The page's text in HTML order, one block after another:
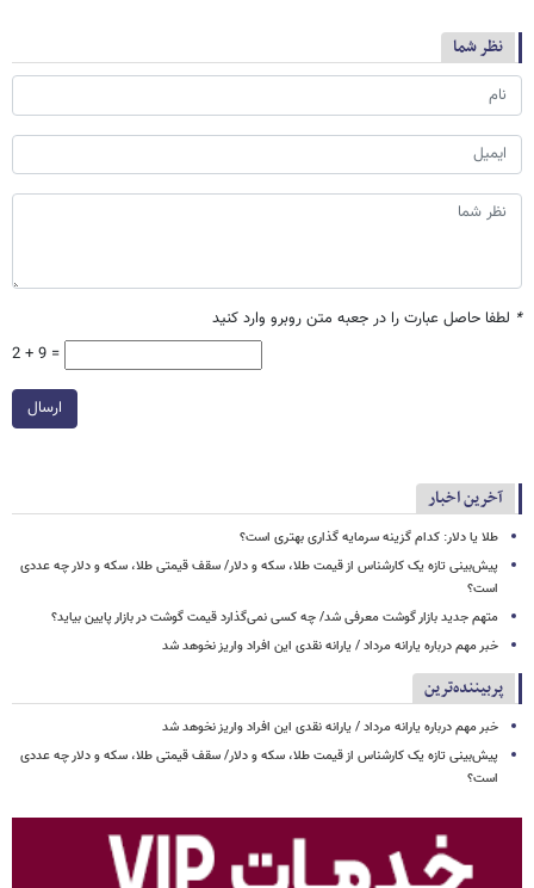
نظر شما
* لطفا حاصل عبارت را در جعبه متن روبرو وارد کنید
2 + 9 =
ارسال
آخرین اخبار
طلا یا دلار: کدام گزینه سرمایه گذاری بهتری است؟
پیش‌بینی تازه یک کارشناس از قیمت طلا، سکه و دلار/ سقف قیمتی طلا، سکه و دلار چه عددی
است؟
متهم جدید بازار گوشت معرفی شد/ چه کسی نمی‌گذارد قیمت گوشت در بازار پایین بیاید؟
خبر مهم درباره یارانه مرداد / یارانه نقدی این افراد واریز نخوهد شد
پربیننده‌ترین
خبر مهم درباره یارانه مرداد / یارانه نقدی این افراد واریز نخوهد شد
پیش‌بینی تازه یک کارشناس از قیمت طلا، سکه و دلار/ سقف قیمتی طلا، سکه و دلار چه عددی
است؟